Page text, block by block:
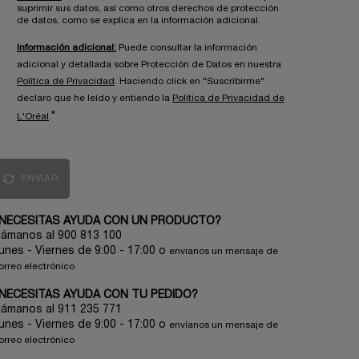
suprimir sus datos, así como otros derechos de protección
de datos, como se explica en la información adicional.
Información adicional: Puede consultar la información
adicional y detallada sobre Protección de Datos en nuestra
Política de Privacidad
. Haciendo click en "Suscribirme"
declaro que he leído y entiendo la Política de Privacidad de
L'Oréal *
ENVIAR
AYUDA CON UN PRODUCTO?
al 900 813 100
- Viernes de 9:00 - 17:00 o envíanos un mensaje de
electrónico
AYUDA CON TU PEDIDO?
al 911 235 771
- Viernes de 9:00 - 17:00 o envíanos un mensaje de
electrónico